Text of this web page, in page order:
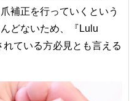
補正を行っていくという
どないため、『Lulu
ている方必見とも言える